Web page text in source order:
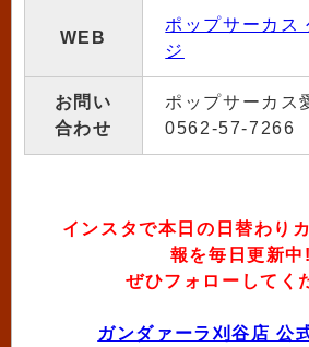
WEB
ポップサーカス
ジ
お問い
合わせ
ポップサーカス
0562-57-7266
インスタで本日の日替わり
報を毎日更新中
ぜひフォローしてく
ガンダァーラ刈谷店 公